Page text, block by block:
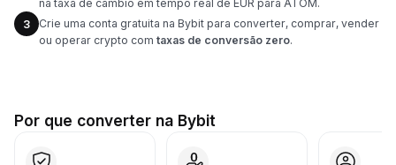
na taxa de câmbio em tempo real de EUR para ATOM.
3
Crie uma conta gratuita na Bybit para converter, comprar, vender
ou operar crypto com taxas de conversão zero.
Por que converter na Bybit